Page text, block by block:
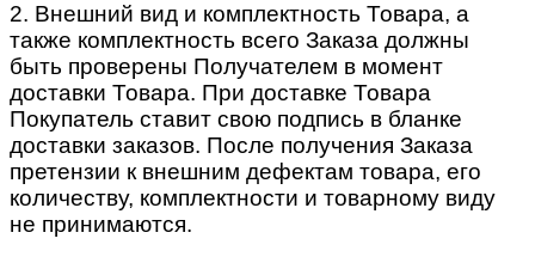
2. Внешний вид и комплектность Товара, а
также комплектность всего Заказа должны
быть проверены Получателем в момент
доставки Товара. При доставке Товара
Покупатель ставит свою подпись в бланке
доставки заказов. После получения Заказа
претензии к внешним дефектам товара, его
количеству, комплектности и товарному виду
не принимаются.